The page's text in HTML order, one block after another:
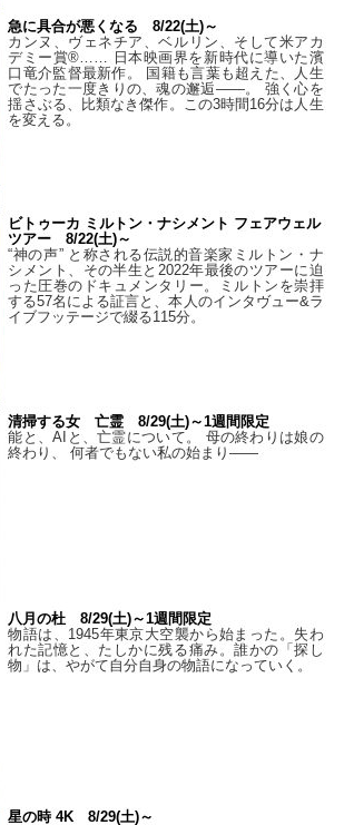
急に具合が悪くなる 8/22(土)～
カンヌ、ヴェネチア、ベルリン、そして米アカ
デミー賞®…… 日本映画界を新時代に導いた濱
口竜介監督最新作。 国籍も言葉も超えた、人生
でたった一度きりの、魂の邂逅――。 強く心を
揺さぶる、比類なき傑作。この3時間16分は人生
を変える。
ビトゥーカ ミルトン・ナシメント フェアウェル
ツアー 8/22(土)～
“神の声” と称される伝説的音楽家ミルトン・ナ
シメント、その半生と2022年最後のツアーに迫
った圧巻のドキュメンタリー。ミルトンを崇拝
する57名による証言と、本人のインタヴュー&ラ
イブフッテージで綴る115分。
清掃する女 亡霊 8/29(土)～1週間限定
能と、AIと、亡霊について。 母の終わりは娘の
終わり、 何者でもない私の始まり――
八月の杜 8/29(土)～1週間限定
物語は、1945年東京大空襲から始まった。失わ
れた記憶と、たしかに残る痛み。誰かの「探し
物」は、やがて自分自身の物語になっていく。
星の時 4K 8/29(土)～